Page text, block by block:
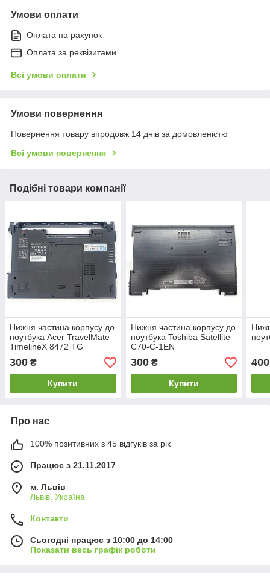
Умови оплати
Оплата на рахунок
Оплата за реквізитами
Всі умови оплати
Умови повернення
Повернення товару впродовж 14 днів за домовленістю
Всі умови повернення
Подібні товари компанії
Нижня частина корпусу до
ноутбука Acer TravelMate
TimelineX 8472 TG
300 ₴
Купити
Нижня частина корпусу до
ноутбука Toshiba Satellite
C70-C-1EN
300₴
Купити
400
Про нас
100% позитивних з 45 відгуків за рік
Працює з 21.11.2017
м. Львів
Львів, Україна
Контакти
Сьогодні працює з 10:00 до 14:00
Показати весь графік роботи